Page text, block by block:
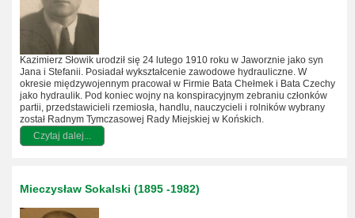
Kazimierz Słowik urodził się 24 lutego 1910 roku w Jaworznie jako syn
Jana i Stefanii. Posiadał wykształcenie zawodowe hydrauliczne. W
okresie międzywojennym pracował w Firmie Bata Chełmek i Bata Czechy
jako hydraulik. Pod koniec wojny na konspiracyjnym zebraniu członków
partii, przedstawicieli rzemiosła, handlu, nauczycieli i rolników wybrany
został Radnym Tymczasowej Rady Miejskiej w Końskich.
Czytaj dalej...
Mieczysław Sokalski (1895 -1982)